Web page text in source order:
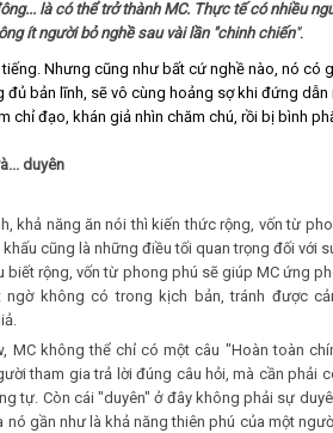
là có thể trở thành MC. Thực tế có nhiều
ít người bỏ nghề sau vài lần "chinh chiến".
Nhưng cũng như bất cứ nghề nào, nó có
đủ bản lĩnh, sẽ vô cùng hoảng sợ khi đứng dẫn
chỉ đạo, khán giả nhìn chăm chú, rồi bị bình
duyên
khả năng ăn nói thì kiến thức rộng, vốn từ
cũng là những điều tối quan trọng đối với
biết rộng, vốn từ phong phú sẽ giúp MC ứng
ngờ không có trong kịch bản, tránh được
MC không thể chỉ có một câu "Hoàn toàn
tham gia trả lời đúng câu hỏi, mà cần phải
tự. Còn cái "duyên" ở đây không phải sự
nó gần như là khả năng thiên phú của một